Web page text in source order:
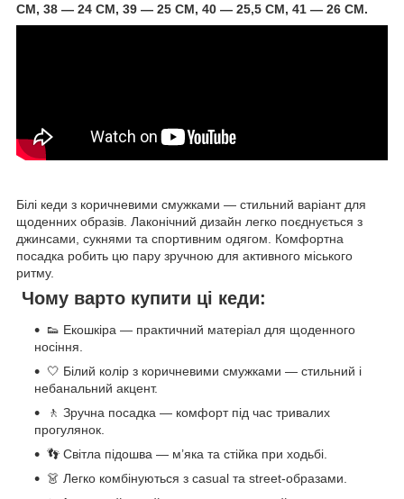
СМ, 38 — 24 СМ, 39 — 25 СМ, 40 — 25,5 СМ, 41 — 26 СМ.
Білі кеди з коричневими смужками — стильний варіант для
щоденних образів. Лаконічний дизайн легко поєднується з
джинсами, сукнями та спортивним одягом. Комфортна
посадка робить цю пару зручною для активного міського
ритму.
Чому варто купити ці кеди:
👟 Екошкіра — практичний матеріал для щоденного
носіння.
🤍 Білий колір з коричневими смужками — стильний і
небанальний акцент.
🚶 Зручна посадка — комфорт під час тривалих
прогулянок.
👣 Світла підошва — м’яка та стійка при ходьбі.
👗 Легко комбінуються з casual та street-образами.